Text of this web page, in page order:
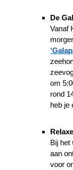
De
Vanaf
om
rond
heb je
Bij het
aan
voor